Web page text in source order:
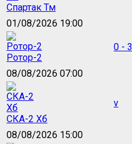
Спартак Тм
01/08/2026 19:00
Ротор-2
0 - 3
08/08/2026 07:00
СКА-2 Хб
v
08/08/2026 15:00